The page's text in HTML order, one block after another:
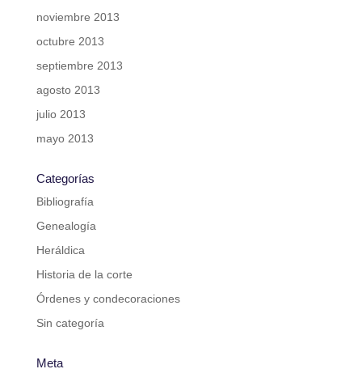
noviembre 2013
octubre 2013
septiembre 2013
agosto 2013
julio 2013
mayo 2013
Categorías
Bibliografía
Genealogía
Heráldica
Historia de la corte
Órdenes y condecoraciones
Sin categoría
Meta